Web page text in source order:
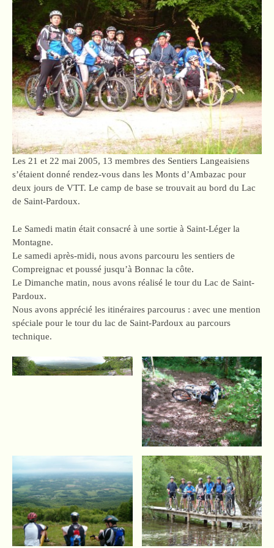
Les 21 et 22 mai 2005, 13 membres des Sentiers Langeaisiens
s’étaient donné rendez-vous dans les Monts d’Ambazac pour
deux jours de VTT. Le camp de base se trouvait au bord du Lac
de Saint-Pardoux.
Le Samedi matin était consacré à une sortie à Saint-Léger la
Montagne.
Le samedi après-midi, nous avons parcouru les sentiers de
Compreignac et poussé jusqu’à Bonnac la côte.
Le Dimanche matin, nous avons réalisé le tour du Lac de Saint-
Pardoux.
Nous avons apprécié les itinéraires parcourus : avec une mention
spéciale pour le tour du lac de Saint-Pardoux au parcours
technique.